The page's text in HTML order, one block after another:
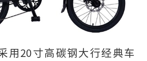
用20寸高碳钢大行经典车